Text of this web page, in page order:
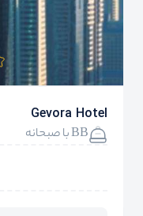
Gevora Hotel
BB با صبحانه